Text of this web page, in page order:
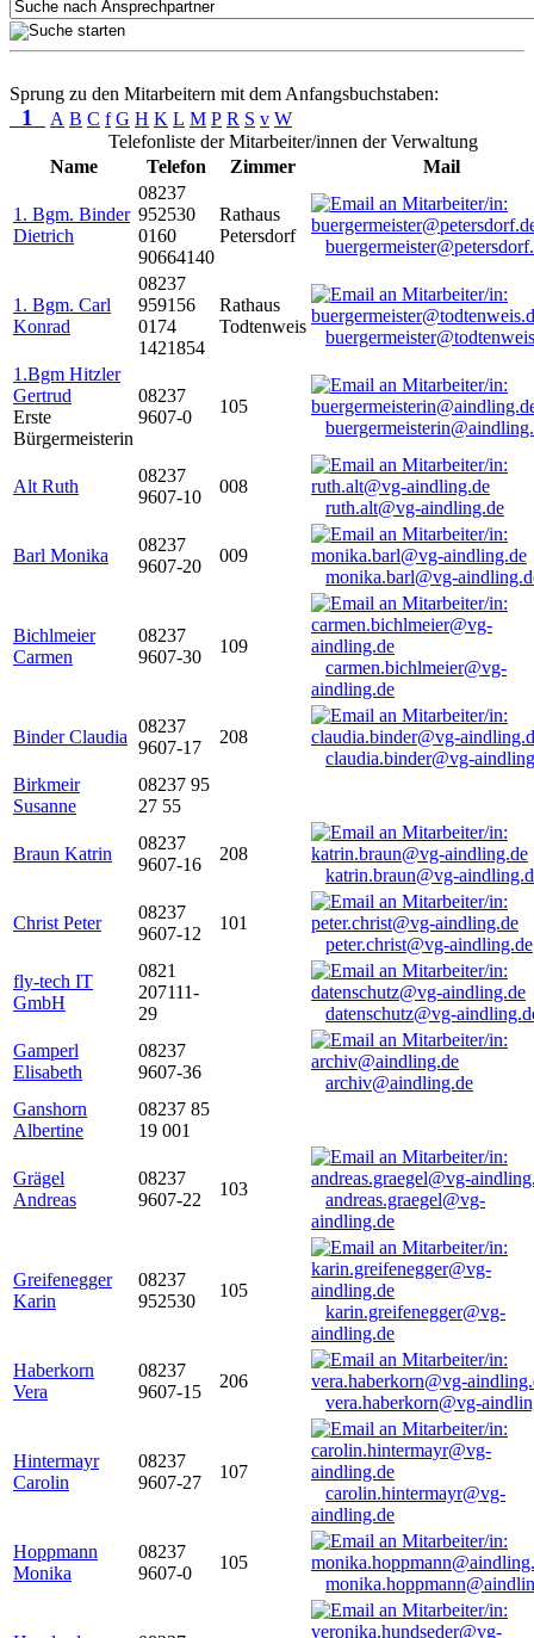
Sprung zu den Mitarbeitern mit dem Anfangsbuchstaben:
1 A B C f G H K L M P R S v W
Telefonliste der Mitarbeiter/innen der Verwaltung
Name
Telefon Zimmer Mail
1. Bgm. Binder
Dietrich
08237
952530
0160
90664140
Rathaus
Petersdorf
1. Bgm. Carl
Konrad
08237
959156
0174
1421854
Rathaus
Todtenweis
1.Bgm Hitzler
Gertrud
Erste
Bürgermeisterin
08237
9607-0
105
Alt Ruth
08237
9607-10
008
ruth.alt@vg-aindling.de
Barl Monika
08237
9607-20
009
monika.barl@vg-
Bichlmeier
Carmen
08237
9607-30
109
carmen.bichlmeier@vg-
aindling.de
Binder Claudia
08237
9607-17
208
claudia.binder@vg-
Birkmeir
Susanne
08237 95
27 55
Braun Katrin
08237
9607-16
208
katrin.braun@vg-
Christ Peter
08237
9607-12
101
peter.christ@vg-aindling.de
fly-tech IT
GmbH
0821
207111-
29
datenschutz@vg-
Gamperl
Elisabeth
08237
9607-36
archiv@aindling.de
Ganshorn
Albertine
08237 85
19 001
Grägel
Andreas
08237
9607-22
103
andreas.graegel@vg-
aindling.de
Greifenegger
Karin
08237
952530
105
karin.greifenegger@vg-
aindling.de
Haberkorn
Vera
08237
9607-15
206
vera.haberkorn@vg-
Hintermayr
Carolin
08237
9607-27
107
carolin.hintermayr@vg-
aindling.de
Hoppmann
Monika
08237
9607-0
105